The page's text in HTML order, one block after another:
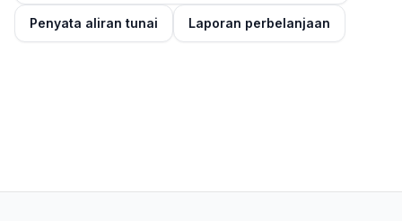
Penyata aliran tunai Laporan perbelanjaan